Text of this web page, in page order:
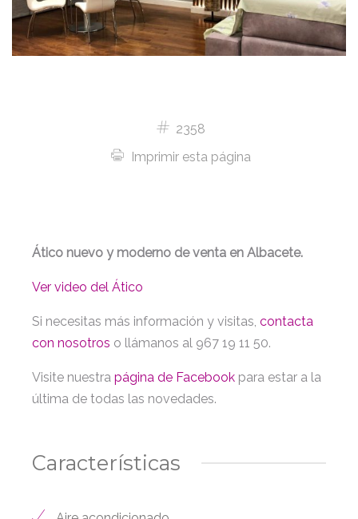
2358
Imprimir esta página
Ático nuevo y moderno de venta en Albacete.
Ver video del Ático
Si necesitas más información y visitas, contacta
con nosotros o llámanos al 967 19 11 50.
Visite nuestra página de Facebook para estar a la
última de todas las novedades.
Características